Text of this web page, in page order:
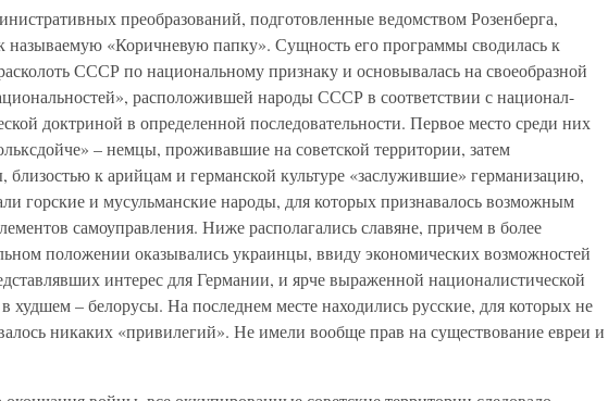
преобразований, подготовленные ведомством Розенберга,
называемую «Коричневую папку». Сущность его программы сводилась к
СССР по национальному признаку и основывалась на своеобразной
расположившей народы СССР в соответствии с национал-
доктриной в определенной последовательности. Первое место среди них
– немцы, проживавшие на советской территории, затем
близостью к арийцам и германской культуре «заслужившие» германизацию,
горские и мусульманские народы, для которых признавалось возможным
самоуправления. Ниже располагались славяне, причем в более
положении оказывались украинцы, ввиду экономических возможностей
интерес для Германии, и ярче выраженной националистической
худшем – белорусы. На последнем месте находились русские, для которых не
никаких «привилегий». Не имели вообще прав на существование евреи и